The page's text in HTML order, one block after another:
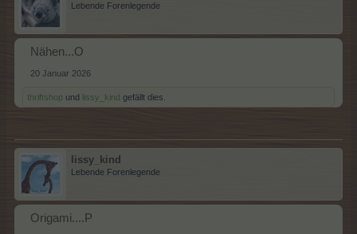
Lebende Forenlegende
Nähen...O
20 Januar 2026
thriftshop und lissy_kind gefällt dies.
lissy_kind
Lebende Forenlegende
Origami....P